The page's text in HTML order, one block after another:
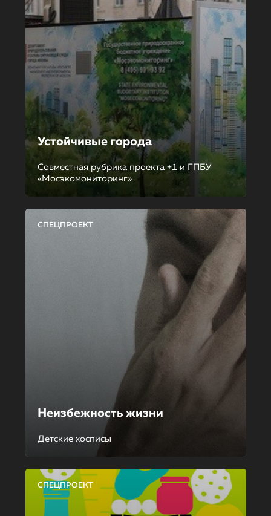
Устойчивые города
Совместная рубрика проекта +1 и ГПБУ
«Мосэкомониторинг»
СПЕЦПРОЕКТ
Неизбежность жизни
Детские хосписы
СПЕЦПРОЕКТ